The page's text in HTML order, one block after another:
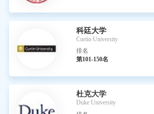
科廷大学
Curtin University
排名
第101-150名
杜克大学
Duke University